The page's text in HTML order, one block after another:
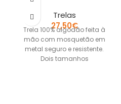
Trelas
27,50€
Trela 100% algodão feita à
mão com mosquetão em
metal seguro e resistente.
Dois tamanhos